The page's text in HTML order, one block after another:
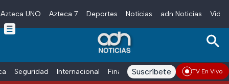
Skip to main content
Azteca UNO Azteca 7 Deportes Noticias adn Noticias
Seguridad Internacional Finanzas adn Noticias Radio
Suscríbete TV En Vivo